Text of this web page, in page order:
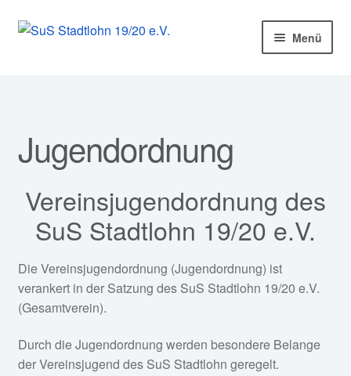
Zur
Zum
Menü
Unser Verein
Abteilungen
öffnen
Kurse
Sponsoren
öffnen
Dokumente
Jugendordnung
Vereinsjugendordnung des
SuS Stadtlohn 19/20 e.V.
Die Vereinsjugendordnung (Jugendordnung) ist
verankert in der Satzung des SuS Stadtlohn 19/20 e.V.
(Gesamtverein).
Durch die Jugendordnung werden besondere Belange
der Vereinsjugend des SuS Stadtlohn geregelt.